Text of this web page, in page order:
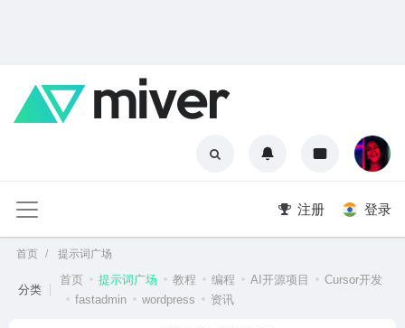
注册 登录
首页 提示词广场
分类
首页 提示词广场 教程 编程 AI开源项目
Cursor开发
fastadmin
wordpress 资讯